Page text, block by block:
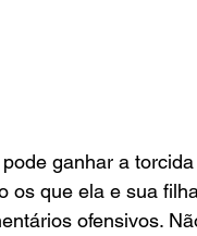
ganhar a
os que ela e sua
ofensivos.